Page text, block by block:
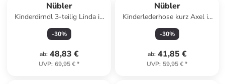
Nübler
Kinderdirndl 3-teilig Linda in
Rosa
-30%
ab: 48,83 €
UVP: 69,95 €*
Nübler
Kinderlederhose kurz Axel in
Braun
-30%
ab: 41,85 €
UVP: 59,95 €*